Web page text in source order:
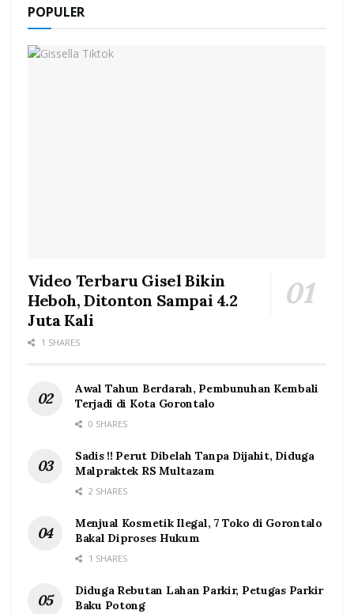
POPULER
Video Terbaru Gisel Bikin
Heboh, Ditonton Sampai 4.2
Juta Kali
1 SHARES
Awal Tahun Berdarah, Pembunuhan Kembali
Terjadi di Kota Gorontalo
0 SHARES
Sadis !! Perut Dibelah Tanpa Dijahit, Diduga
Malpraktek RS Multazam
2 SHARES
Menjual Kosmetik Ilegal, 7 Toko di Gorontalo
Bakal Diproses Hukum
1 SHARES
Diduga Rebutan Lahan Parkir, Petugas Parkir
Baku Potong